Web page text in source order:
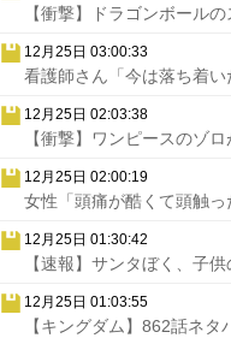
【衝撃】ドラゴンボール
12月25日 03:00:33
看護師さん「今は落ち着い
12月25日 02:03:38
【衝撃】ワンピースのゾ
12月25日 02:00:19
女性「頭痛が酷くて頭触っ
12月25日 01:30:42
【速報】サンタぼく、子
12月25日 01:03:55
【キングダム】862話ネタ